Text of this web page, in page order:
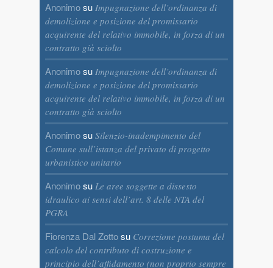
Anonimosu Impugnazione dell’ordinanza di
demolizione e posizione del promissario
acquirente del relativo immobile, in forza di un
contratto già sciolto
Anonimosu Impugnazione dell’ordinanza di
demolizione e posizione del promissario
acquirente del relativo immobile, in forza di un
contratto già sciolto
Anonimosu Silenzio-inadempimento del
Comune sull’istanza del privato di progetto
urbanistico unitario
Anonimosu Le aree soggette a dissesto
idraulico ai sensi dell’art. 8 delle NTA del
PGRA
Fiorenza Dal Zottosu Correzione postuma del
calcolo del contributo di costruzione e
principio dell’affidamento (non proprio sempre